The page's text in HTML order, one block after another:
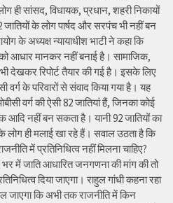
ही सांसद, विधायक, प्रधान, शहरी निकायों
के लोग पार्षद और सरपंच भी नहीं बन
के अध्यक्ष न्यायाधीश भाटी ने कहा कि
आधार मानकर नहीं बनाई है। सामाजिक,
देखकर रिपोर्ट तैयार की गई है। इसके लिए
के परिवारों से संवाद किया गया है। यह
वर्ग की ऐसी 82 जातियां हैं, जिनका कोई
नहीं बन सकता है। यानी 92 जातियों का
लोग ही मलाई खा रहे हैं। सवाल उठता है कि
में प्रतिनिधित्व नहीं मिलना चाहिए?
में जाति आधारित जनगणना की मांग की तो
दिया जाएगा। राहुल गांधी कहना रहा
जाएगा कि अभी तक राजनीति में किन